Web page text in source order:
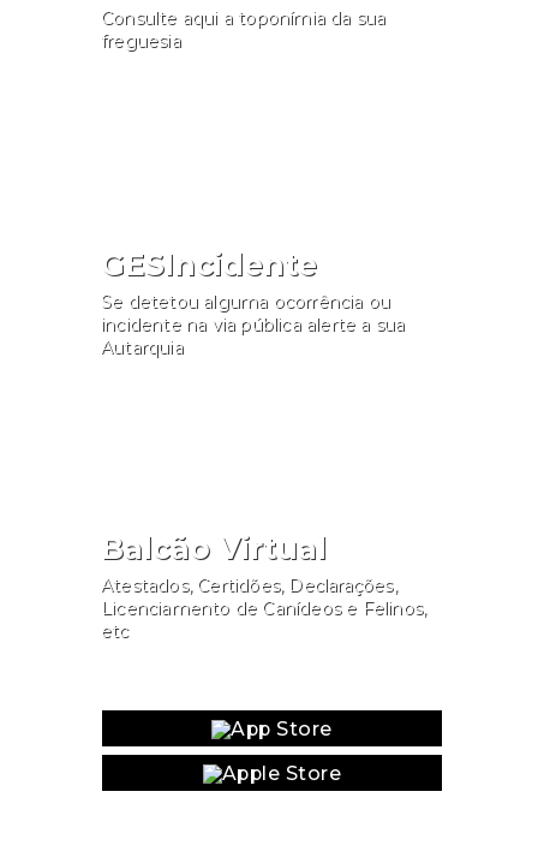
Consulte aqui a toponímia da sua
freguesia
GESIncidente
Se detetou alguma ocorrência ou
incidente na via pública alerte a sua
Autarquia
Balcão Virtual
Atestados, Certidões, Declarações,
Licenciamento de Canídeos e Felinos,
etc